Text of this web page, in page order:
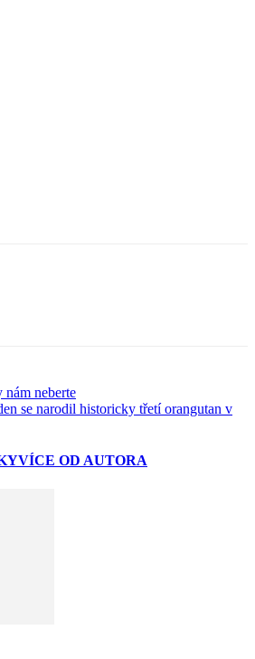
nám neberte
se narodil historicky třetí orangutan v
VÍCE OD AUTORA